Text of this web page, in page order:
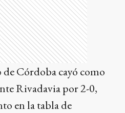
Córdoba cayó como
Rivadavia por 2-0,
en la tabla de